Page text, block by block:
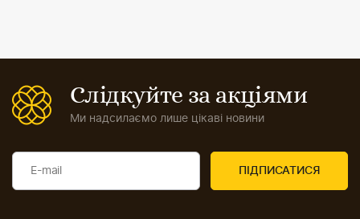
Слідкуйте за акціями
Ми надсилаємо лише цікаві новини